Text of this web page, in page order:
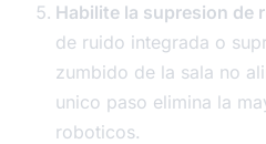
Habilite la supresion de
de ruido integrada o
zumbido de la sala no
unico paso elimina la
roboticos.